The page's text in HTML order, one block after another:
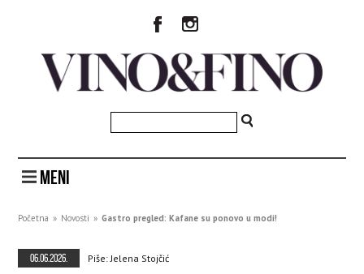
MENI
Početna » Novosti » Gastro pregled: Kafane su ponovo u modi!
06.06.2026. Piše: Jelena Stojčić